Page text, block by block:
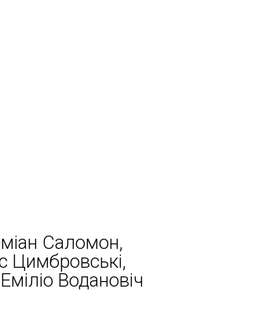
Саломон,
Цимбровські,
Водановіч